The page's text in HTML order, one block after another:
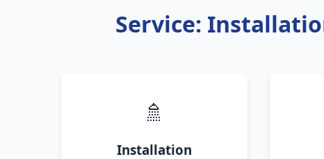
Service:
🚿
Installation